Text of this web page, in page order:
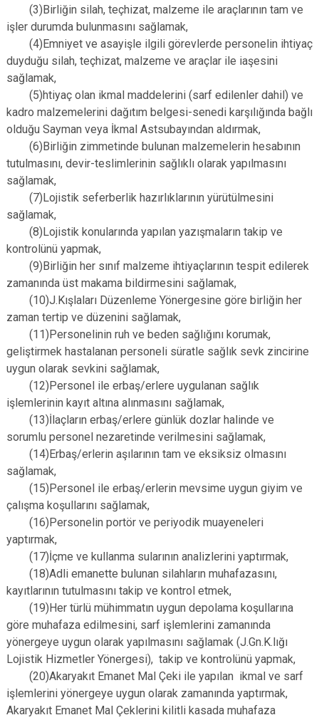
(3)Birliğin silah, teçhizat, malzeme ile araçlarının tam ve
işler durumda bulunmasını sağlamak,
(4)Emniyet ve asayişle ilgili görevlerde personelin ihtiyaç
duyduğu silah, teçhizat, malzeme ve araçlar ile iaşesini
sağlamak,
(5)htiyaç olan ikmal maddelerini (sarf edilenler dahil) ve
kadro malzemelerini dağıtım belgesi-senedi karşılığında bağlı
olduğu Sayman veya İkmal Astsubayından aldırmak,
(6)Birliğin zimmetinde bulunan malzemelerin hesabının
tutulmasını, devir-teslimlerinin sağlıklı olarak yapılmasını
sağlamak,
(7)Lojistik seferberlik hazırlıklarının yürütülmesini
sağlamak,
(8)Lojistik konularında yapılan yazışmaların takip ve
kontrolünü yapmak,
(9)Birliğin her sınıf malzeme ihtiyaçlarının tespit edilerek
zamanında üst makama bildirmesini sağlamak,
(10)J.Kışlaları Düzenleme Yönergesine göre birliğin her
zaman tertip ve düzenini sağlamak,
(11)Personelinin ruh ve beden sağlığını korumak,
geliştirmek hastalanan personeli süratle sağlık sevk zincirine
uygun olarak sevkini sağlamak,
(12)Personel ile erbaş/erlere uygulanan sağlık
işlemlerinin kayıt altına alınmasını sağlamak,
(13)İlaçların erbaş/erlere günlük dozlar halinde ve
sorumlu personel nezaretinde verilmesini sağlamak,
(14)Erbaş/erlerin aşılarının tam ve eksiksiz olmasını
sağlamak,
(15)Personel ile erbaş/erlerin mevsime uygun giyim ve
çalışma koşullarını sağlamak,
(16)Personelin portör ve periyodik muayeneleri
yaptırmak,
(17)İçme ve kullanma sularının analizlerini yaptırmak,
(18)Adli emanette bulunan silahların muhafazasını,
kayıtlarının tutulmasını takip ve kontrol etmek,
(19)Her türlü mühimmatın uygun depolama koşullarına
göre muhafaza edilmesini, sarf işlemlerini zamanında
yönergeye uygun olarak yapılmasını sağlamak (J.Gn.K.lığı
Lojistik Hizmetler Yönergesi), takip ve kontrolünü yapmak,
(20)Akaryakıt Emanet Mal Çeki ile yapılan ikmal ve sarf
işlemlerini yönergeye uygun olarak zamanında yaptırmak,
Akaryakıt Emanet Mal Çeklerini kilitli kasada muhafaza